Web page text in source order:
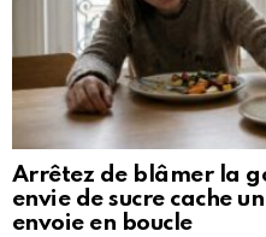
Arrêtez de blâmer la
envie de sucre cache
envoie en boucle